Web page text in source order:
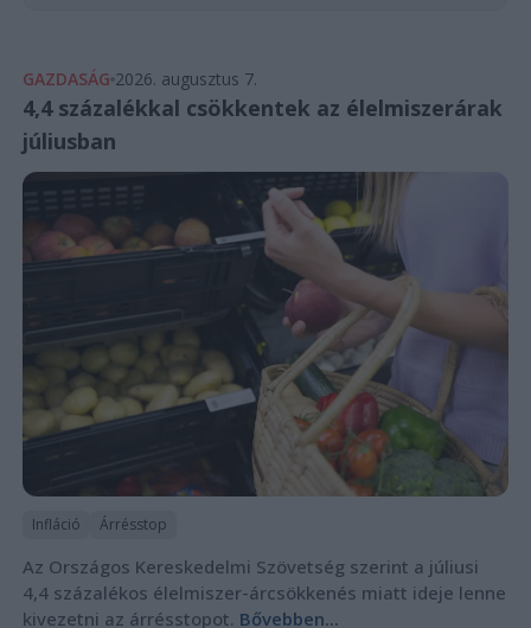
GAZDASÁG 2026. augusztus 7.
4,4 százalékkal csökkentek az élelmiszerárak
júliusban
Infláció Árrésstop
Az Országos Kereskedelmi Szövetség szerint a júliusi
4,4 százalékos élelmiszer-árcsökkenés miatt ideje lenne
kivezetni az árrésstopot. Bővebben...